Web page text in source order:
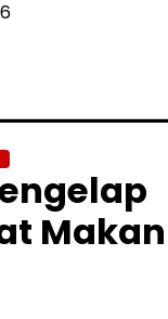
Makan